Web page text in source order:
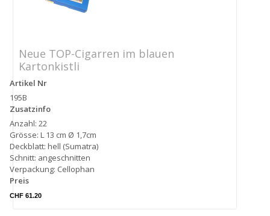
Neue TOP-Cigarren im blauen
Kartonkistli
Artikel Nr
195B
Zusatzinfo
Anzahl: 22
Grösse: L 13 cm Ø 1,7cm
Deckblatt: hell (Sumatra)
Schnitt: angeschnitten
Verpackung: Cellophan
Preis
CHF 61.20